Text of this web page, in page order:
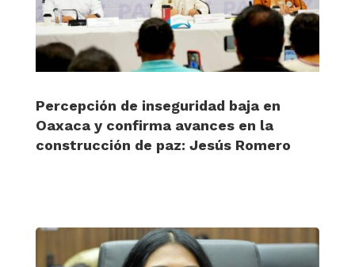
Percepción de inseguridad baja en
Oaxaca y confirma avances en la
construcción de paz: Jesús Romero